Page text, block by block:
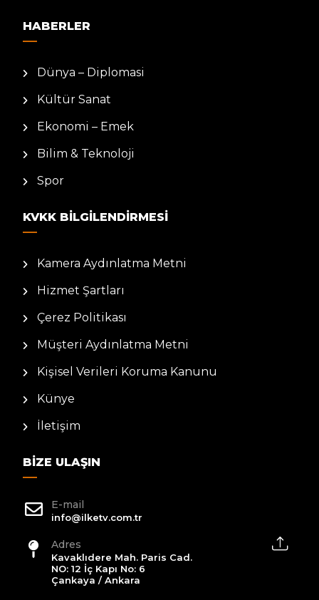
HABERLER
Dünya – Diplomasi
Kültür Sanat
Ekonomi – Emek
Bilim & Teknoloji
Spor
KVKK BILGILENDIRMESI
Kamera Aydınlatma Metni
Hizmet Şartları
Çerez Politikası
Müşteri Aydınlatma Metni
Kişisel Verileri Koruma Kanunu
Künye
İletişim
BIZE ULAŞIN
E-mail
info@ilketv.com.tr
Adres
Kavaklıdere Mah. Paris Cad.
NO: 12 İç Kapı No: 6
Çankaya / Ankara